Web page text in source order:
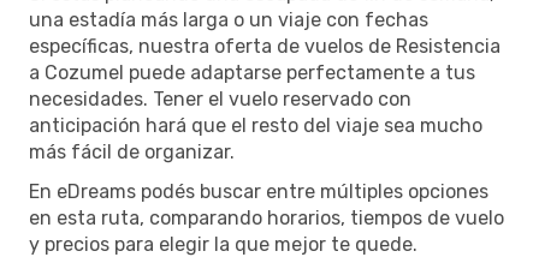
una estadía más larga o un viaje con fechas
específicas, nuestra oferta de vuelos de Resistencia
a Cozumel puede adaptarse perfectamente a tus
necesidades. Tener el vuelo reservado con
anticipación hará que el resto del viaje sea mucho
más fácil de organizar.
En eDreams podés buscar entre múltiples opciones
en esta ruta, comparando horarios, tiempos de vuelo
y precios para elegir la que mejor te quede.